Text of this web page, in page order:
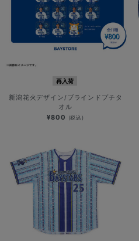
再入荷
新潟花火デザイン/ブラインドプチタ
オル
¥800 (税込)